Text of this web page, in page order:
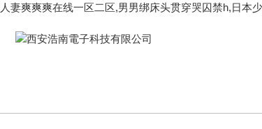
人妻爽爽爽在线一区二区,男男绑床头贯穿哭囚禁h,日本